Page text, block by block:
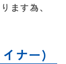
ます為、
ナー)